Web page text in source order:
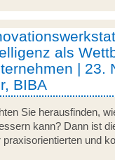
als
| 23.
BIBA
Sie herausfinden,
kann? Dann ist
praxisorientierten und